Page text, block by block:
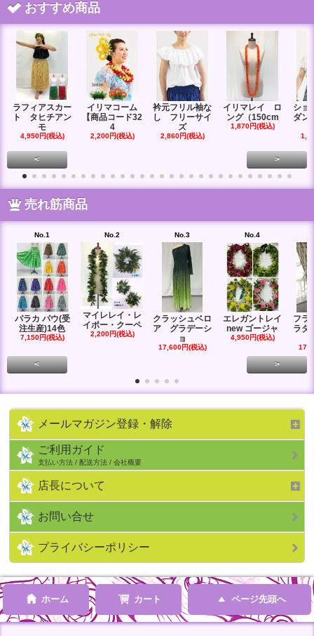
おすすめ商品
ラフィアスカー
ト タヒチアン
モ
4,950円(税込)
イリマコーム
【商品コード32
4
2,200円(税込)
衿元フリル袖な
し フリーサイ
ズ
2,860円(税込)
イリマレイ ロ
ング（150cm
1,870円(税込)
ショ
ダン
< >
売れ筋商品
No.1
パラカ パウ(受
注生産)14色
7,150円(税込)
No.2
マイレレイ・レ
イポー・クーペ
2,200円(税込)
No.3
クラッシュベロ
ア グラデーシ
ョ
17,600円(税込)
No.4
エレガントレイ
new ゴージャ
4,950円(税込)
フラ
ラ
< >
メールマガジン登録・解除
ご利用ガイド
支払い方法 / 配送方法 / 会社概要
店長について
お問い合せ
プライバシーポリシー
ホーム カート ページ先頭へ